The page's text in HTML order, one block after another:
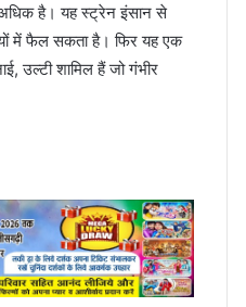
अधिक है। यह स्ट्रेन इंसान से
में फैल सकता है। फिर यह एक
उल्टी शामिल हैं जो गंभीर